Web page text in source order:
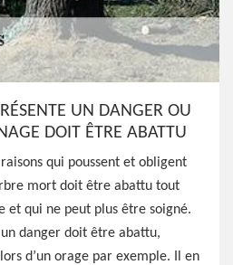
UN DANGER OU
DOIT ÊTRE ABATTU
raisons qui poussent et obligent
mort doit être abattu tout
et qui ne peut plus être soigné.
danger doit être abattu,
d’un orage par exemple. Il en